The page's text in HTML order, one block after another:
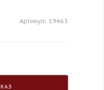
Артикул: 19463